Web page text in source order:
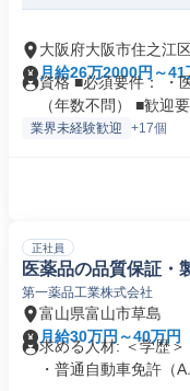
大阪府大阪市住之江
月給26万2000円～41
資格 ■必須要件： ・
（年数不問） ■歓迎要
業界未経験歓迎 +17個
正社員
医薬品の品質保証・
第一薬品工業株式会社
富山県富山市草島
月給30万円～40万円
求める人材: ＜学歴
・普通自動車免許（A...